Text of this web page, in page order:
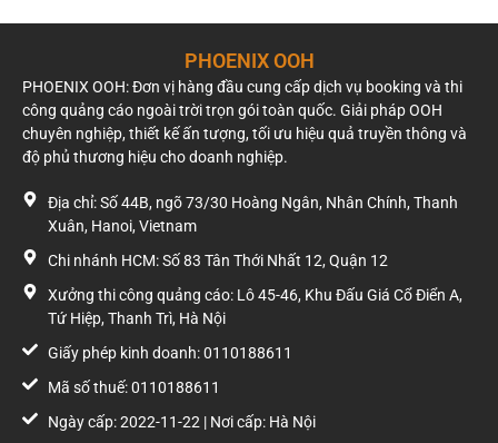
PHOENIX OOH
PHOENIX OOH: Đơn vị hàng đầu cung cấp dịch vụ booking và thi
công quảng cáo ngoài trời trọn gói toàn quốc. Giải pháp OOH
chuyên nghiệp, thiết kế ấn tượng, tối ưu hiệu quả truyền thông và
độ phủ thương hiệu cho doanh nghiệp.
Địa chỉ: Số 44B, ngõ 73/30 Hoàng Ngân, Nhân Chính, Thanh
Xuân, Hanoi, Vietnam
Chi nhánh HCM: Số 83 Tân Thới Nhất 12, Quận 12
Xưởng thi công quảng cáo: Lô 45-46, Khu Đấu Giá Cổ Điển A,
Tứ Hiệp, Thanh Trì, Hà Nội
Giấy phép kinh doanh: 0110188611
Mã số thuế: 0110188611
Ngày cấp: 2022-11-22 | Nơi cấp: Hà Nội